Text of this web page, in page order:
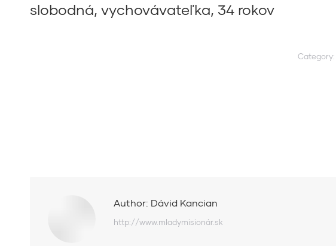
slobodná, vychovávateľka, 34 rokov
Category:
Author: Dávid Kancian
http://www.mladymisionár.sk